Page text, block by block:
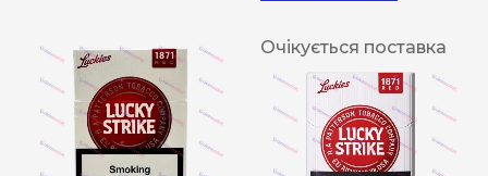
Очікується поставка